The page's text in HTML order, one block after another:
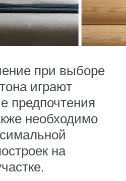
при выборе
играют
предпочтения
необходимо
на